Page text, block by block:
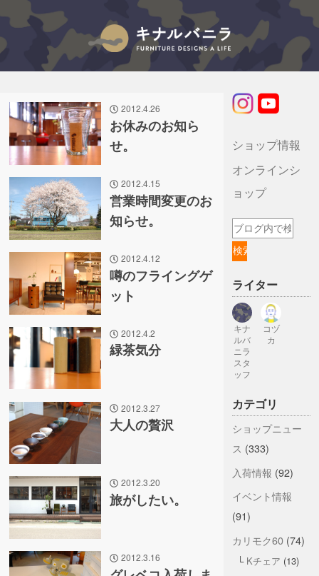
2012.4.26
お休みのお知ら
せ。
2012.4.15
営業時間変更のお
知らせ。
2012.4.12
噂のフライングゲ
ット
2012.4.2
緑茶気分
2012.3.27
大人の贅沢
2012.3.20
旅がしたい。
2012.3.16
ショップ情報
オンラインシ
ョップ
ライター
キナ
ルバ
ニラ
スタ
ッフ
コヅ
カ
カテゴリ
ショップニュー
ス (333)
入荷情報 (92)
イベント情報
(91)
カリモク60(74)
Kチェア (13)